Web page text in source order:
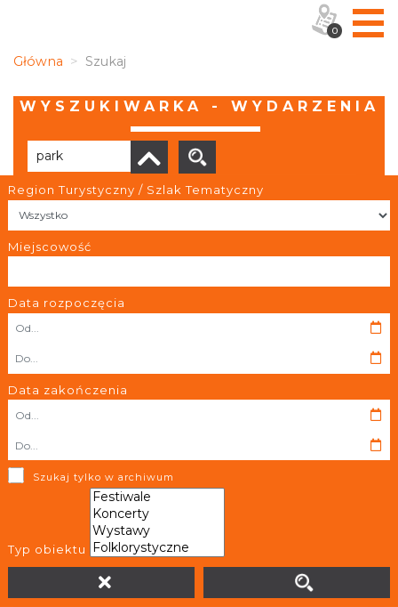
Główna Szukaj
WYSZUKIWARKA - WYDARZENIA
Region Turystyczny / Szlak Tematyczny
Miejscowość
Data rozpoczęcia
Data zakończenia
Szukaj tylko w archiwum
Typ obiektu
Brak wyników
TRASY
PANORAMY
WYDARZENIA
AKTUALNOŚCI
0